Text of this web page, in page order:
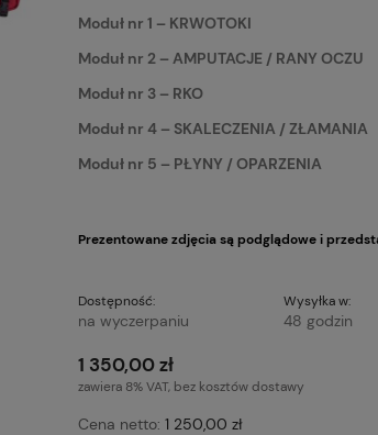
Moduł nr 1 – KRWOTOKI
Moduł nr 2 – AMPUTACJE / RANY OCZU
Moduł nr 3 – RKO
Moduł nr 4 – SKALECZENIA / ZŁAMANIA
Moduł nr 5 – PŁYNY / OPARZENIA
Prezentowane zdjęcia są podglądowe i
Dostępność:
na wyczerpaniu
Wysyłka w:
48 godzin
1 350,00 zł
zawiera 8% VAT, bez kosztów dostawy
Cena netto: 1 250,00 zł